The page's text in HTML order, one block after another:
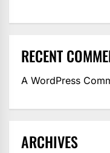
RECENT
A WordPress
ARCHIVES